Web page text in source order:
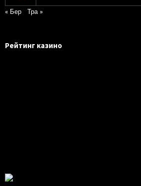
« Бер Тра »
Рейтинг казино